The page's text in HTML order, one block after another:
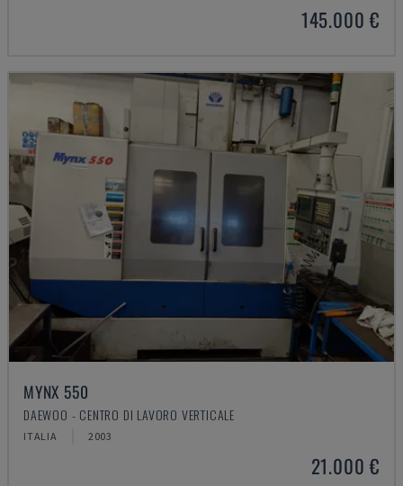
145.000 €
MYNX 550
DAEWOO - CENTRO DI LAVORO VERTICALE
ITALIA 2003
21.000 €